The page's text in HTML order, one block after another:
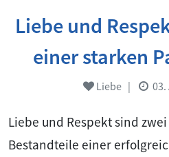
Liebe und
einer starken
Liebe | 03.
Liebe und Respekt sind
Bestandteile einer